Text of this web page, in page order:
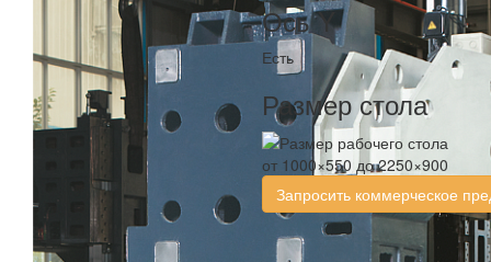
Ось Y
Есть
Размер стола
от 1000×550 до 2250×900
Запросить коммерческое